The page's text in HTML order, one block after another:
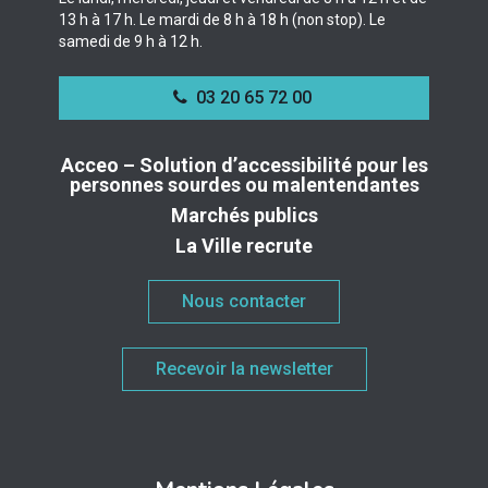
13 h à 17 h. Le mardi de 8 h à 18 h (non stop). Le
samedi de 9 h à 12 h.
03 20 65 72 00
Acceo – Solution d’accessibilité pour les
personnes sourdes ou malentendantes
Marchés publics
La Ville recrute
Nous contacter
Recevoir la newsletter